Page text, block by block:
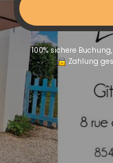
100% sichere
Zahlung